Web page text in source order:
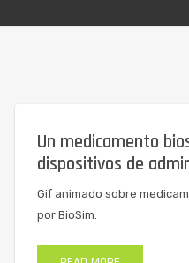
Un medicamento
dispositivos de
Gif animado sobre
por BioSim.